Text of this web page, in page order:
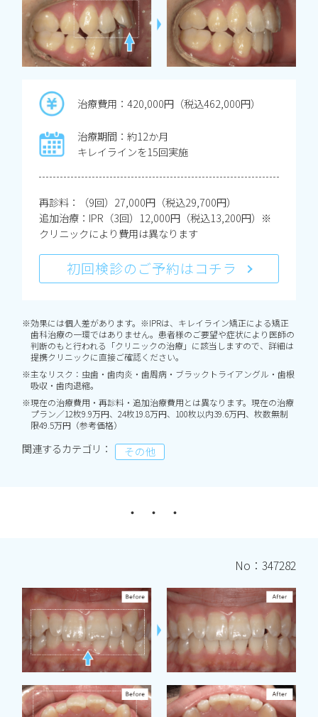
治療費用：420,000円（税込462,000円）
治療期間：約12か月
キレイラインを15回実施
再診料：（9回）27,000円（税込29,700円）
追加治療：IPR（3回）12,000円（税込13,200円）※
クリニックにより費用は異なります
初回検診のご予約はコチラ
※効果には個人差があります。※IPRは、キレイライン矯正による矯正
歯科治療の一環ではありません。患者様のご要望や症状により医師の
判断のもと行われる「クリニックの治療」に該当しますので、詳細は
提携クリニックに直接ご確認ください。
※主なリスク：虫歯・歯肉炎・歯周病・ブラックトライアングル・歯根
吸収・歯肉退縮。
※現在の治療費用・再診料・追加治療費用とは異なります。現在の治療
プラン／12枚9.9万円、24枚19.8万円、100枚以内39.6万円、枚数無制
限49.5万円（参考価格）
関連するカテゴリ： その他
No：347282